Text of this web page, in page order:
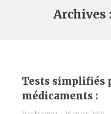
Archives :
Tests simplifiés
médicaments :